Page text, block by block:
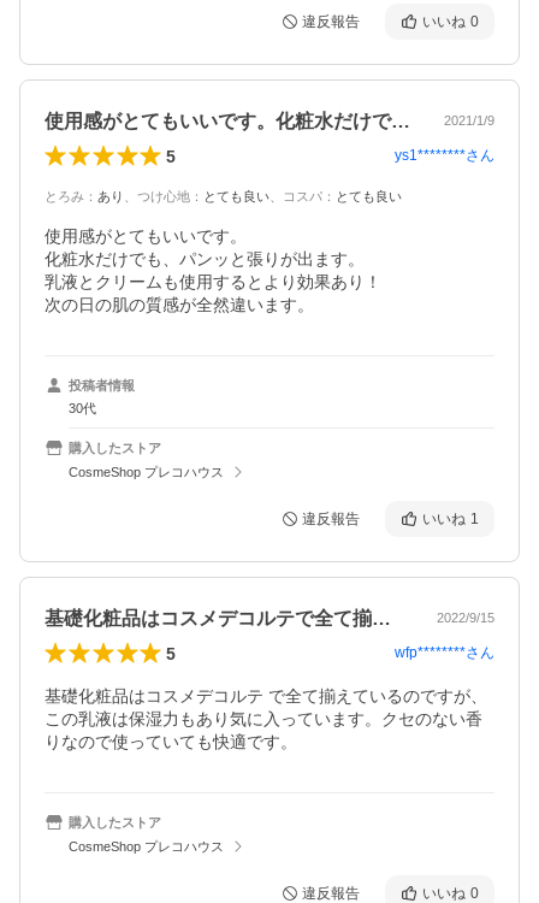
違反報告 いいね 0
使用感がとてもいいです。化粧水だけでも… 2021/1/9
5 ys1********さん
とろみ ： あり つけ心地 ： とても良い コスパ ： とても良い
使用感がとてもいいです。
化粧水だけでも、パンッと張りが出ます。
乳液とクリームも使用するとより効果あり！
次の日の肌の質感が全然違います。
投稿者情報
30代
購入したストア
CosmeShop プレコハウス
違反報告 いいね 1
基礎化粧品はコスメデコルテで全て揃えて… 2022/9/15
5 wfp********さん
基礎化粧品はコスメデコルテ で全て揃えているのですが、
この乳液は保湿力もあり気に入っています。クセのない香
りなので使っていても快適です。
購入したストア
CosmeShop プレコハウス
違反報告 いいね 0